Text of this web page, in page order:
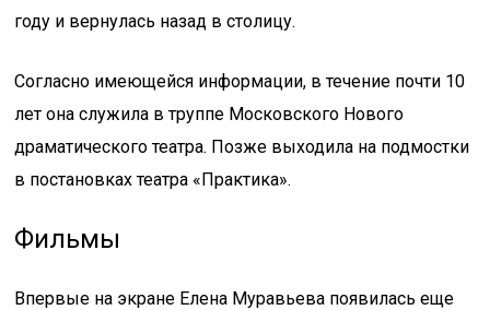
году и вернулась назад в столицу.
Согласно имеющейся информации, в течение почти 10
лет она служила в труппе Московского Нового
драматического театра. Позже выходила на подмостки
в постановках театра «Практика».
Фильмы
Впервые на экране Елена Муравьева появилась еще